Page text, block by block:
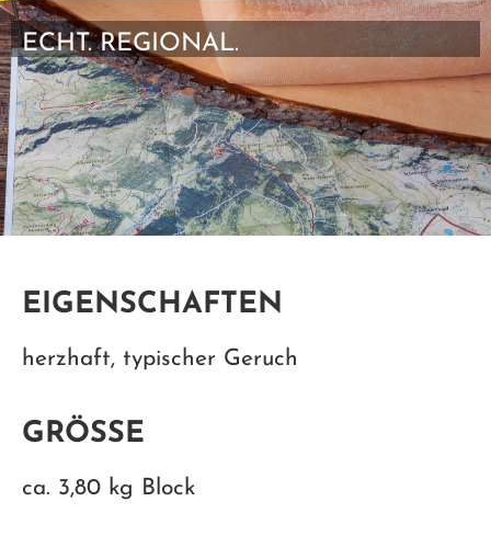
ECHT. REGIONAL.
EIGENSCHAFTEN
herzhaft, typischer Geruch
GRÖSSE
ca. 3,80 kg Block